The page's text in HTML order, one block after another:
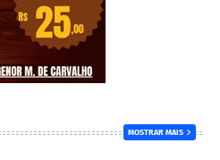
MOSTRAR MAIS